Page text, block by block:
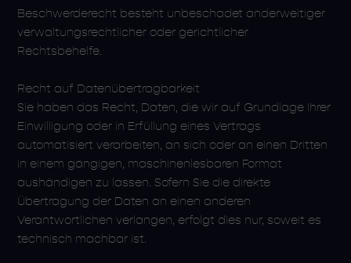
Beschwerderecht besteht unbeschadet anderweitiger
verwaltungsrechtlicher oder gerichtlicher
Rechtsbehelfe.
Recht auf Daten­übertrag­barkeit
Sie haben das Recht, Daten, die wir auf Grundlage Ihrer
Einwilligung oder in Erfüllung eines Vertrags
automatisiert verarbeiten, an sich oder an einen Dritten
in einem gängigen, maschinenlesbaren Format
aushändigen zu lassen. Sofern Sie die direkte
Übertragung der Daten an einen anderen
Verantwortlichen verlangen, erfolgt dies nur, soweit es
technisch machbar ist.